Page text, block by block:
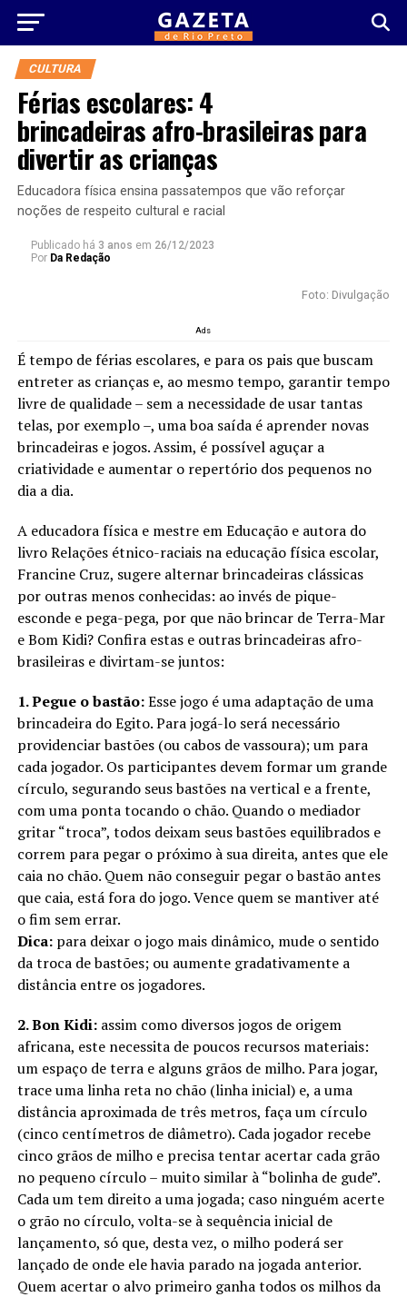
CULTURA
Férias escolares: 4
brincadeiras afro-brasileiras para
divertir as crianças
Educadora física ensina passatempos que vão reforçar
noções de respeito cultural e racial
Publicado há 3 anos em 26/12/2023
Por Da Redação
Foto: Divulgação
Ads
É tempo de férias escolares, e para os pais que buscam
entreter as crianças e, ao mesmo tempo, garantir tempo
livre de qualidade – sem a necessidade de usar tantas
telas, por exemplo –, uma boa saída é aprender novas
brincadeiras e jogos. Assim, é possível aguçar a
criatividade e aumentar o repertório dos pequenos no
dia a dia.
A educadora física e mestre em Educação e autora do
livro Relações étnico-raciais na educação física escolar,
Francine Cruz, sugere alternar brincadeiras clássicas
por outras menos conhecidas: ao invés de pique-
esconde e pega-pega, por que não brincar de Terra-Mar
e Bom Kidi? Confira estas e outras brincadeiras afro-
brasileiras e divirtam-se juntos:
1. Pegue o bastão:Esse jogo é uma adaptação de uma
brincadeira do Egito. Para jogá-lo será necessário
providenciar bastões (ou cabos de vassoura); um para
cada jogador. Os participantes devem formar um grande
círculo, segurando seus bastões na vertical e a frente,
com uma ponta tocando o chão. Quando o mediador
gritar “troca”, todos deixam seus bastões equilibrados e
correm para pegar o próximo à sua direita, antes que ele
caia no chão. Quem não conseguir pegar o bastão antes
que caia, está fora do jogo. Vence quem se mantiver até
o fim sem errar.
Dica:para deixar o jogo mais dinâmico, mude o sentido
da troca de bastões; ou aumente gradativamente a
distância entre os jogadores.
2. Bon Kidi: assim como diversos jogos de origem
africana, este necessita de poucos recursos materiais:
um espaço de terra e alguns grãos de milho. Para jogar,
trace uma linha reta no chão (linha inicial) e, a uma
distância aproximada de três metros, faça um círculo
(cinco centímetros de diâmetro). Cada jogador recebe
cinco grãos de milho e precisa tentar acertar cada grão
no pequeno círculo – muito similar à “bolinha de gude”.
Cada um tem direito a uma jogada; caso ninguém acerte
o grão no círculo, volta-se à sequência inicial de
lançamento, só que, desta vez, o milho poderá ser
lançado de onde ele havia parado na jogada anterior.
Quem acertar o alvo primeiro ganha todos os milhos da